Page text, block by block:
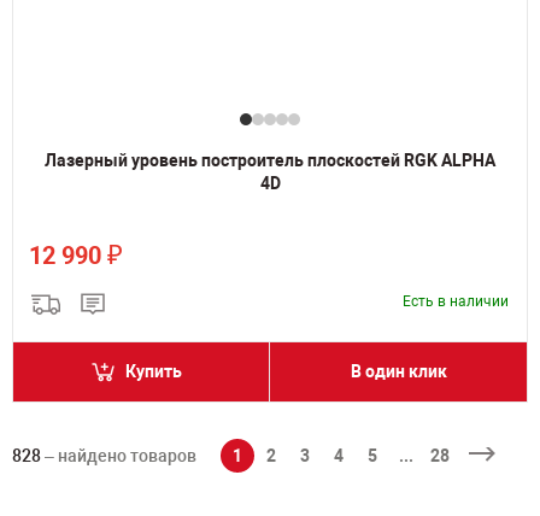
Лазерный уровень построитель плоскостей RGK ALPHA
4D
12 990 ₽
Есть в наличии
Купить В один клик
828– найдено товаров 1 2 3 4 5 ... 28